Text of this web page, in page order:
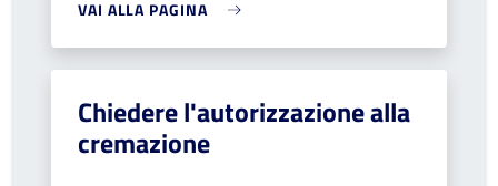
VAI ALLA PAGINA
Chiedere l'autorizzazione alla
cremazione